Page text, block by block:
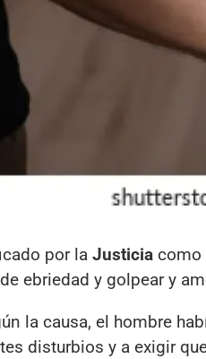
por la Justicia como
ebriedad y golpear y
la causa, el hombre
disturbios y a exigir